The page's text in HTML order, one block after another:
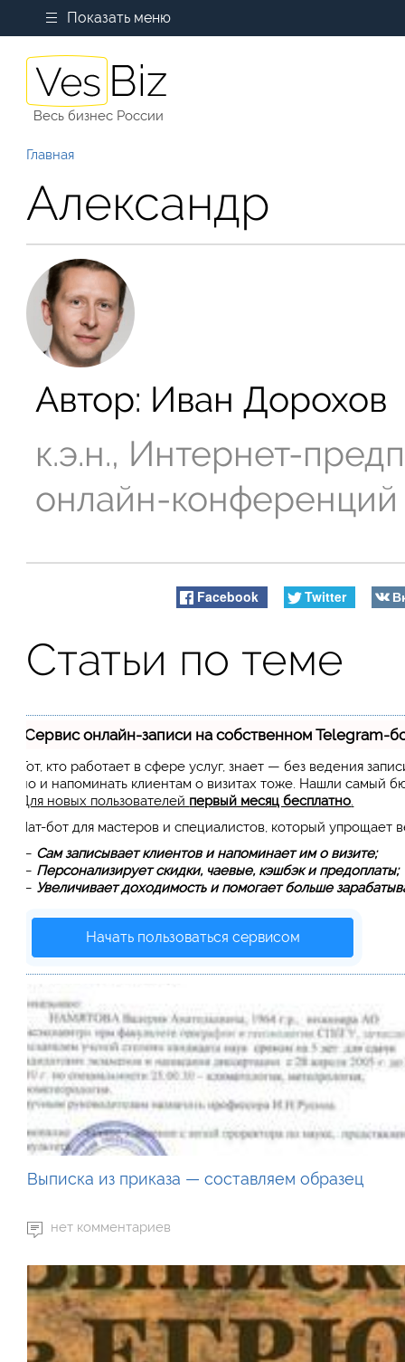
Показать меню
Весь бизнес России
Главная
Александр
Автор: Иван Дорохов
к.э.н., Интернет-
онлайн-конференций
Facebook Twitter
Статьи по теме
Сервис онлайн-записи на собственном Telegram-
Тот, кто работает в сфере услуг, знает — без ведения
но и напоминать клиентам о визитах тоже. Нашли самый
Для новых пользователей первый месяц бесплатно.
Чат-бот для мастеров и специалистов, который упрощает
— Сам записывает клиентов и напоминает им о визите;
— Персонализирует скидки, чаевые, кэшбэк и предоплаты;
— Увеличивает доходимость и помогает больше
Начать пользоваться сервисом
Выписка из приказа — составляем образец
нет комментариев